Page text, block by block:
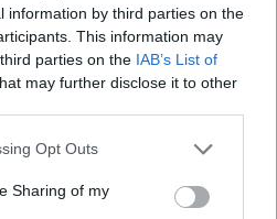
information by third parties on the
This information may
parties on the IAB’s List of
may further disclose it to other
Opt Outs
Sharing of my
! CO TO JEST !!
mi ktoś odpowiedzieć co to
czerniak albo coś innego.....